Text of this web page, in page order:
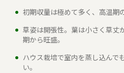
初期収量は極めて多く、高温期
草姿は開張性。葉は小さく草丈
期から旺盛。
ハウス栽培で室内を蒸し込んで
い。